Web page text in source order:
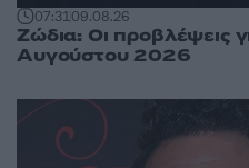
07:3109.08.26
Ζώδια: Οι προβλέψεις
Αυγούστου 2026